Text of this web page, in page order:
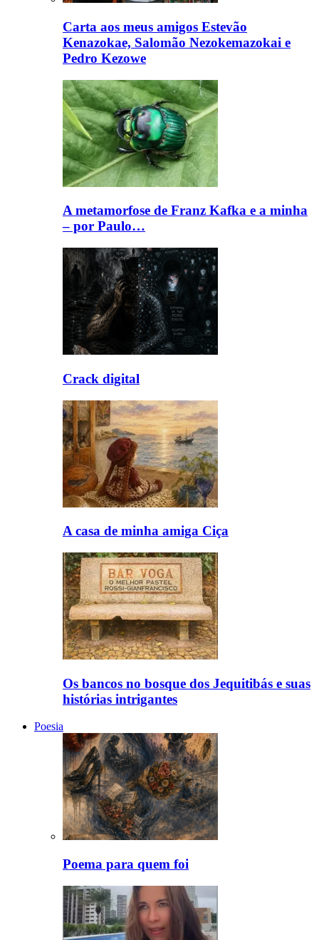
Carta aos meus amigos Estevão
Kenazokae, Salomão Nezokemazokai e
Pedro Kezowe
A metamorfose de Franz Kafka e a minha
– por Paulo…
Crack digital
A casa de minha amiga Ciça
Os bancos no bosque dos Jequitibás e suas
histórias intrigantes
Poesia
Poema para quem foi